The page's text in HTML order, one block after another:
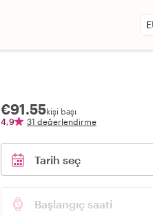
€91.55kişi başı
4,9
31 değerlendirme
Tarih seç
Başlangıç saati